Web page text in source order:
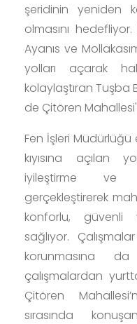
şeridinin yeniden
olmasını
Ayanıs ve
yolları açarak
kolaylaştıran Tuşba
de Çitören
Fen İşleri
kıyısına açılan
iyileştirme ve
gerçekleştirerek
konforlu, güvenli
sağlıyor.
korunmasına
çalışmalardan
Çitören
sırasında